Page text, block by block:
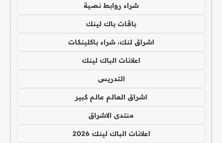
شراء روابط نصية
باقات باك لينك
اشراق لنك، شراء باكلينكات
اعلانات الباك لينك
التدريس
اشراق العالم عالم كبير
منتدى الاشراق
اعلانات الباك لينك 2026